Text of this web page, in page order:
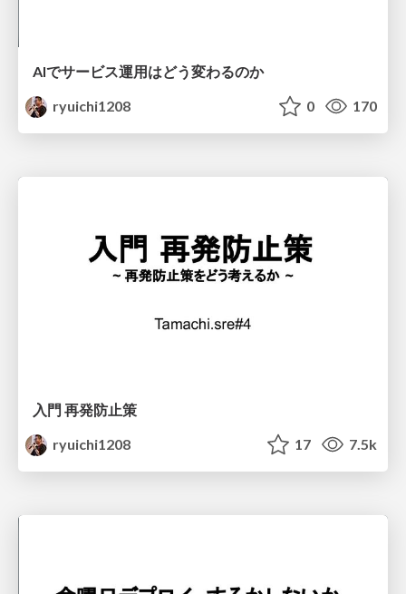
AIでサービス運用はどう変わるのか
ryuichi1208
0 170
入門 再発防止策
ryuichi1208
17 7.5k